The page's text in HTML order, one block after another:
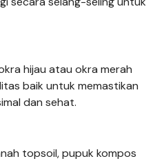
hijau atau okra merah
baik untuk memastikan
dan sehat.
topsoil, pupuk kompos